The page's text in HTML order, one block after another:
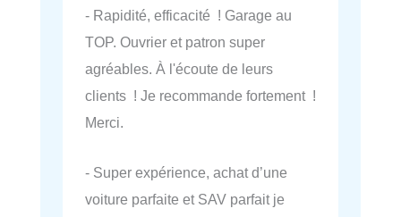
- Rapidité, efficacité ! Garage au
TOP. Ouvrier et patron super
agréables. À l'écoute de leurs
clients ! Je recommande fortement !
Merci.
- Super expérience, achat d’une
voiture parfaite et SAV parfait je